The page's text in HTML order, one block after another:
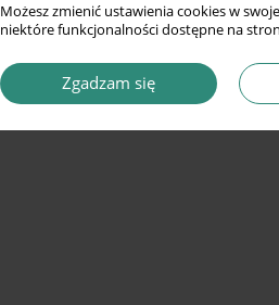
Możesz zmienić ustawienia cookies w
niektóre funkcjonalności dostępne na
Zgadzam się